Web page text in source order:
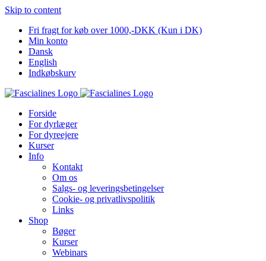
Skip to content
Fri fragt for køb over 1000,-DKK (Kun i DK)
Min konto
Dansk
English
Indkøbskurv
Forside
For dyrlæger
For dyreejere
Kurser
Info
Kontakt
Om os
Salgs- og leveringsbetingelser
Cookie- og privatlivspolitik
Links
Shop
Bøger
Kurser
Webinars